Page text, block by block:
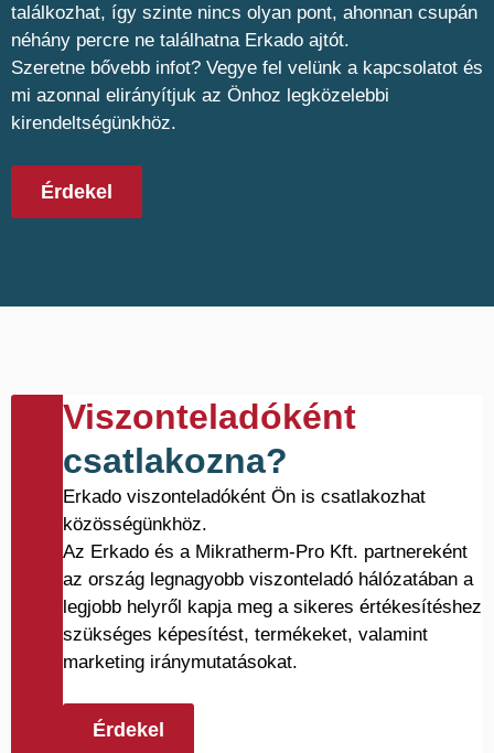
találkozhat, így szinte nincs olyan pont, ahonnan csupán
néhány percre ne találhatna Erkado ajtót.
Szeretne bővebb infot? Vegye fel velünk a kapcsolatot és
mi azonnal elirányítjuk az Önhoz legközelebbi
kirendeltségünkhöz.
Érdekel
Viszonteladóként
csatlakozna?
Erkado viszonteladóként Ön is csatlakozhat
közösségünkhöz.
Az Erkado és a Mikratherm-Pro Kft. partnereként
az ország legnagyobb viszonteladó hálózatában a
legjobb helyről kapja meg a sikeres értékesítéshez
szükséges képesítést, termékeket, valamint
marketing iránymutatásokat.
Érdekel